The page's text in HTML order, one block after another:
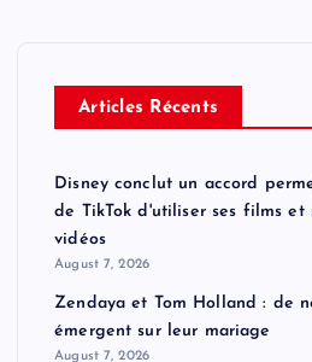
Articles Récents
Disney conclut un accord
de TikTok d'utiliser ses films et
vidéos
August 7, 2026
Zendaya et Tom Holland : de
émergent sur leur mariage
August 7, 2026